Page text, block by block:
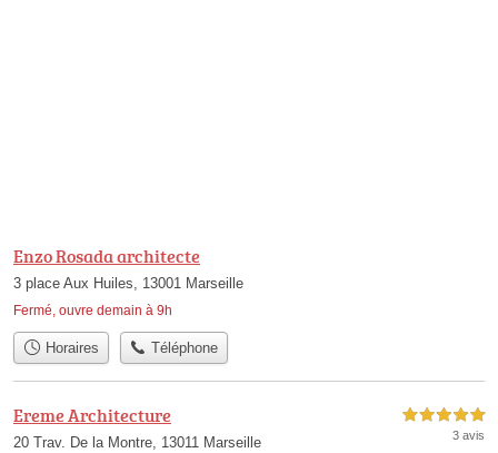
Enzo Rosada architecte
3 place Aux Huiles, 13001 Marseille
Fermé, ouvre demain à 9h
Horaires Téléphone
Ereme Architecture
20 Trav. De la Montre, 13011 Marseille
5,0 étoiles sur 5
3 avis